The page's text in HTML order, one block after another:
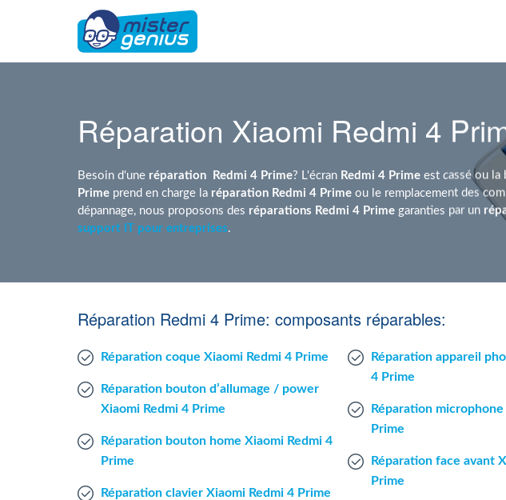
Réparation Xiaomi Redmi 4
Besoin d'une réparation Redmi 4 Prime? L'écran Redmi 4 Prime est cassé ou la
Prime prend en charge la réparation Redmi 4 Prime ou le remplacement des
dépannage, nous proposons des réparations Redmi 4 Prime garanties par un
support IT pour entreprises.
Réparation Redmi 4 Prime: composants réparables:
Réparation coque Xiaomi Redmi 4 Prime
Réparation bouton d’allumage / power
Xiaomi Redmi 4 Prime
Réparation bouton home Xiaomi Redmi 4
Prime
Réparation clavier Xiaomi Redmi 4 Prime
Réparation appareil
4 Prime
Réparation
Prime
Réparation face avant
Prime